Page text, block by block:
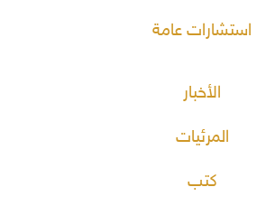
استشارات عامة
الأخبار
المرئيات
كتب